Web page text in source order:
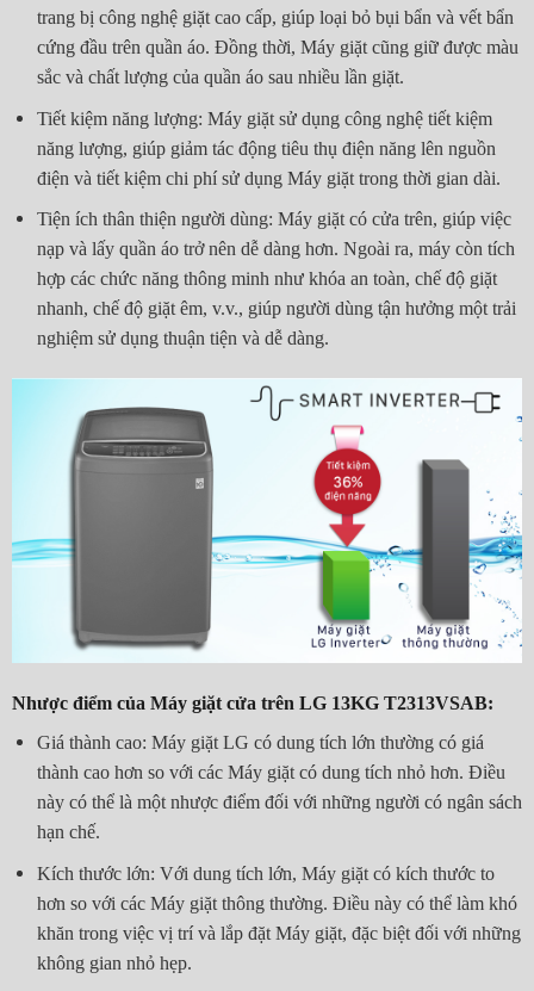
trang bị công nghệ giặt cao cấp, giúp loại bỏ bụi bẩn và vết bẩn
cứng đầu trên quần áo. Đồng thời, Máy giặt cũng giữ được màu
sắc và chất lượng của quần áo sau nhiều lần giặt.
Tiết kiệm năng lượng: Máy giặt sử dụng công nghệ tiết kiệm
năng lượng, giúp giảm tác động tiêu thụ điện năng lên nguồn
điện và tiết kiệm chi phí sử dụng Máy giặt trong thời gian dài.
Tiện ích thân thiện người dùng: Máy giặt có cửa trên, giúp việc
nạp và lấy quần áo trở nên dễ dàng hơn. Ngoài ra, máy còn tích
hợp các chức năng thông minh như khóa an toàn, chế độ giặt
nhanh, chế độ giặt êm, v.v., giúp người dùng tận hưởng một trải
nghiệm sử dụng thuận tiện và dễ dàng.
Nhược điểm của Máy giặt cửa trên LG 13KG T2313VSAB:
Giá thành cao: Máy giặt LG có dung tích lớn thường có giá
thành cao hơn so với các Máy giặt có dung tích nhỏ hơn. Điều
này có thể là một nhược điểm đối với những người có ngân sách
hạn chế.
Kích thước lớn: Với dung tích lớn, Máy giặt có kích thước to
hơn so với các Máy giặt thông thường. Điều này có thể làm khó
khăn trong việc vị trí và lắp đặt Máy giặt, đặc biệt đối với những
không gian nhỏ hẹp.